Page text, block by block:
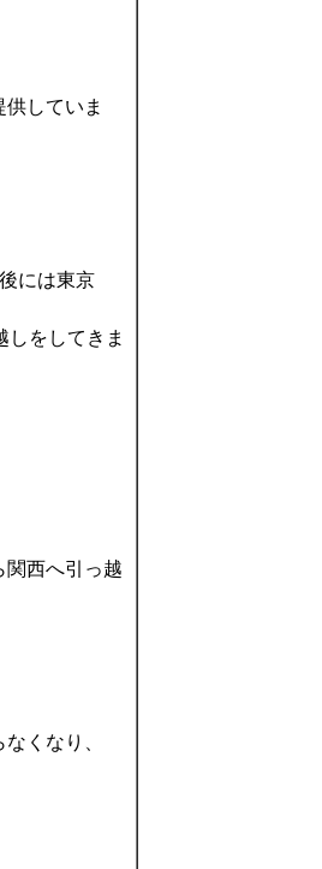
していま
には東京
をしてきま
関西へ引っ越
くなり、